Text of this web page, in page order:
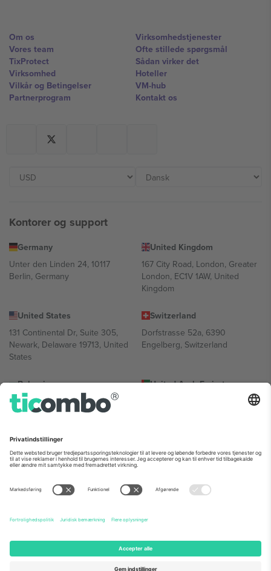
Om os
Vores team
TixProtect
Virksomhed
Vilkår og Betingelser
Partnerprogram
Virksomhedstjenester
Ofte stillede spørgsmål
Sådan virker det
Hoteller
VM-hub
Kontakt os
Kontorer og support
Germany
Unter den Linden 24, 10117
Berlin, Germany
United Kingdom
167 City Road, London, Greater
London, EC1V 1AW, United
Kingdom
United States
131 Continental Dr, Suite 305,
Newark, Delaware 19713, United
States
Switzerland
Dorfstrasse 52a, 6390
Engelberg, Switzerland
Bulgaria
Regus Sofia City West, bul
Totleben 53-55, 1606 Sofia,
United Arab Emirates
UAE Dubai Silicon Oasis, DDP
Mexico
Av Chapultepec 360, Roma
Norte, Cuauhtémoc, 06700
Ciudad de México, CDMX,
sted, begivenhed og/eller domæne. For detaljer se den specifikke
begivenhedsside, tryk og vilkår.,Virksomhed
Ticombo. Alle rettigheder forbeholdes.